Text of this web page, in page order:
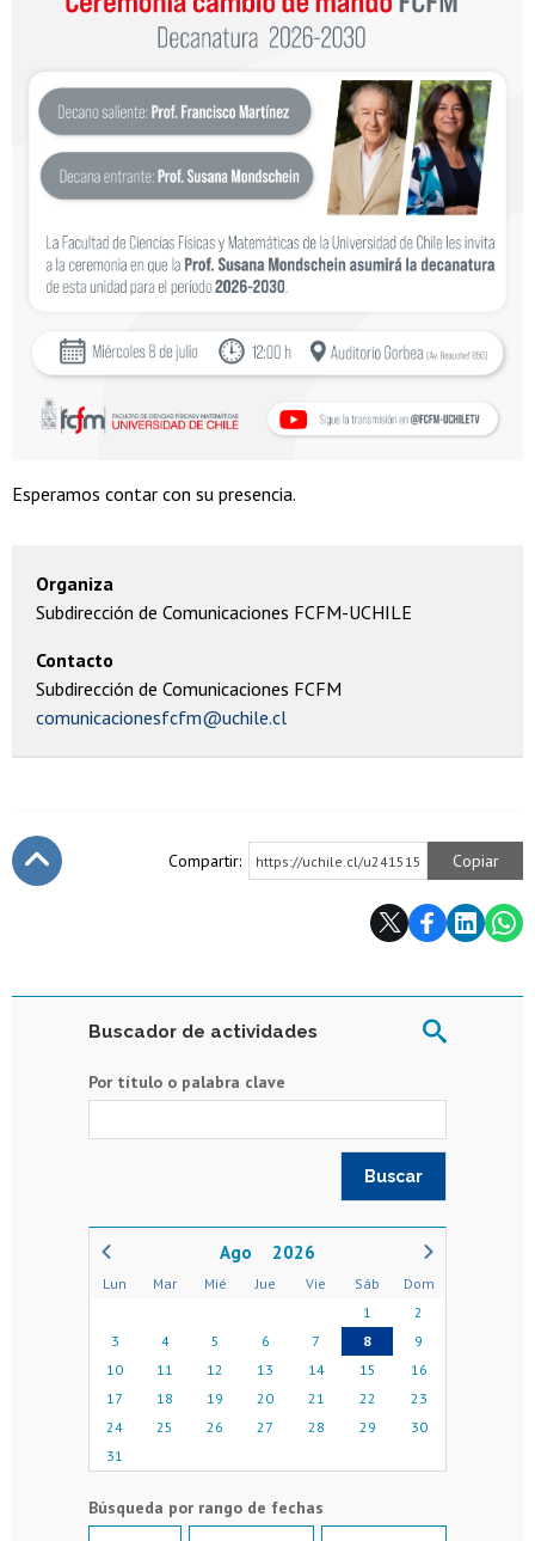
Esperamos contar con su presencia.
Organiza
Subdirección de Comunicaciones FCFM-UCHILE
Contacto
Subdirección de Comunicaciones FCFM
comunicacionesfcfm@uchile.cl
Compartir: https://uchile.cl/u241515 Copiar
Buscador de actividades
Por título o palabra clave
2026
Lun Mar Mié Jue Vie Sáb
Dom
1
2
3
4 5 6 7 8
9
10
11 12 13 14 15
16
17
18 19 20 21 22
23
24
25 26 27 28 29
30
31